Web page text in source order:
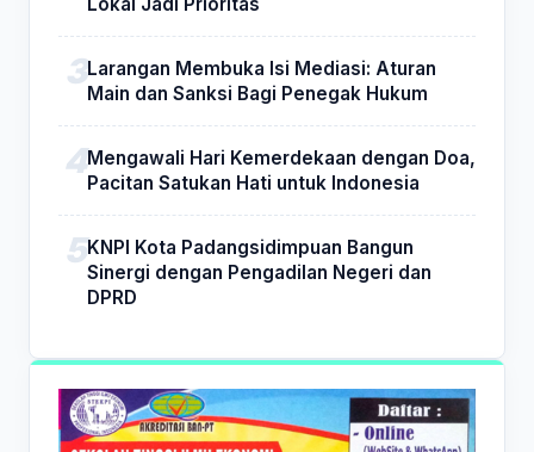
Lokal Jadi Prioritas
Larangan Membuka Isi Mediasi: Aturan
Main dan Sanksi Bagi Penegak Hukum
Mengawali Hari Kemerdekaan dengan Doa,
Pacitan Satukan Hati untuk Indonesia
KNPI Kota Padangsidimpuan Bangun
Sinergi dengan Pengadilan Negeri dan
DPRD